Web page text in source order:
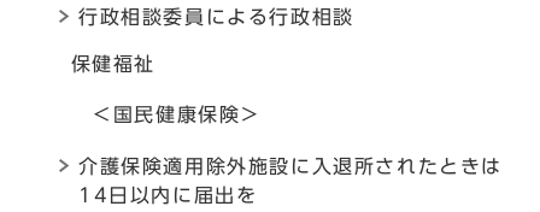
行政相談委員による行政相談
保健福祉
＜国民健康保険＞
介護保険適用除外施設に入退所されたときは
14日以内に届出を